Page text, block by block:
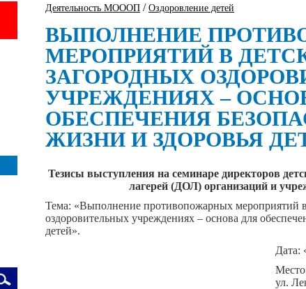
Деятельность МОООП / Оздоровление детей
ВЫПОЛНЕНИЕ
МЕРОПРИЯТИЙ В
ЗАГОРОДНЫХ
УЧРЕЖДЕНИЯХ –
ОБЕСПЕЧЕНИЯ
ЖИЗНИ И ЗДОРОВЬЯ
Тезисы выступления на семинаре директоров
лагерей (ДОЛ) организаций и
Тема: «Выполнение противопожарных мероприятий
оздоровительных учреждениях – основа для
детей».
Дата:
ул.